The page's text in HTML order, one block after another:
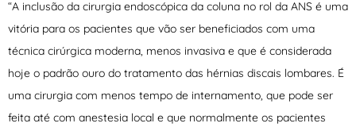
“A inclusão da cirurgia endoscópica da coluna no rol da ANS é uma
vitória para os pacientes que vão ser beneficiados com uma
técnica cirúrgica moderna, menos invasiva e que é considerada
hoje o padrão ouro do tratamento das hérnias discais lombares. É
uma cirurgia com menos tempo de internamento, que pode ser
feita até com anestesia local e que normalmente os pacientes